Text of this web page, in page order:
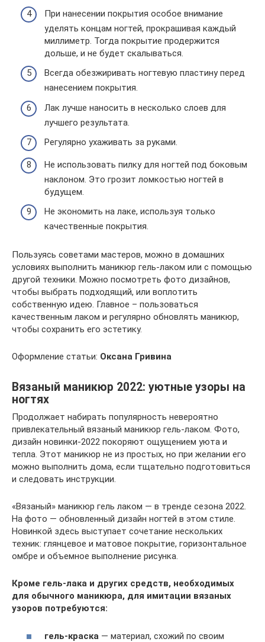
При нанесении покрытия особое внимание
уделять концам ногтей, прокрашивая каждый
миллиметр. Тогда покрытие продержится
дольше, и не будет скалываться.
Всегда обезжиривать ногтевую пластину перед
нанесением покрытия.
Лак лучше наносить в несколько слоев для
лучшего результата.
Регулярно ухаживать за руками.
Не использовать пилку для ногтей под боковым
наклоном. Это грозит ломкостью ногтей в
будущем.
Не экономить на лаке, используя только
качественные покрытия.
Пользуясь советами мастеров, можно в домашних
условиях выполнить маникюр гель-лаком или с помощью
другой техники. Можно посмотреть фото дизайнов,
чтобы выбрать подходящий, или воплотить
собственную идею. Главное – пользоваться
качественным лаком и регулярно обновлять маникюр,
чтобы сохранить его эстетику.
Оформление статьи: Оксана Гривина
Вязаный маникюр 2022: уютные узоры на
ногтях
Продолжает набирать популярность невероятно
привлекательный вязаный маникюр гель-лаком. Фото,
дизайн новинки-2022 покоряют ощущением уюта и
тепла. Этот маникюр не из простых, но при желании его
можно выполнить дома, если тщательно подготовиться
и следовать инструкции.
«Вязаный» маникюр гель лаком — в тренде сезона 2022.
На фото — обновленный дизайн ногтей в этом стиле.
Новинкой здесь выступает сочетание нескольких
техник: глянцевое и матовое покрытие, горизонтальное
омбре и объемное выполнение рисунка.
Кроме гель-лака и других средств, необходимых
для обычного маникюра, для имитации вязаных
узоров потребуются:
гель-краска — материал, схожий по своим